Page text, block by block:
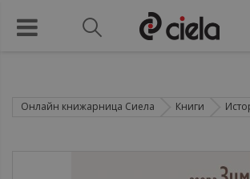
Онлайн книжарница Сиела Книги